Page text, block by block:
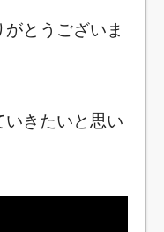
とうございま
きたいと思い